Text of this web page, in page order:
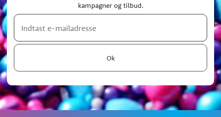
kampagner og tilbud.
Ok